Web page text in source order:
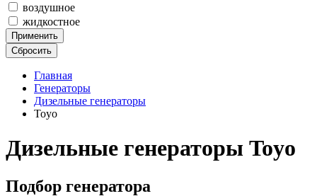
воздушное
жидкостное
Применить
Сбросить
Главная
Генераторы
Дизельные генераторы
Toyo
Дизельные генераторы Toyo
Подбор генератора